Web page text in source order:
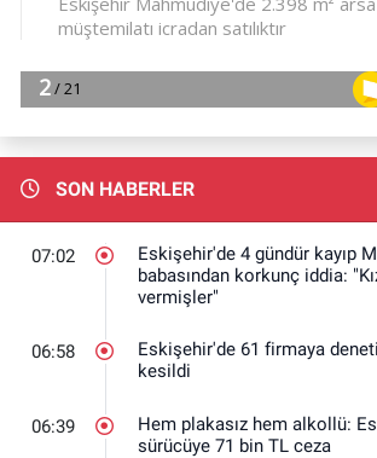
SON HABERLER
07:02
Eskişehir'de 4 gündür kayıp
babasından korkunç iddia:
vermişler"
06:58
Eskişehir'de 61 firmaya
kesildi
06:39
Hem plakasız hem alkollü:
sürücüye 71 bin TL ceza